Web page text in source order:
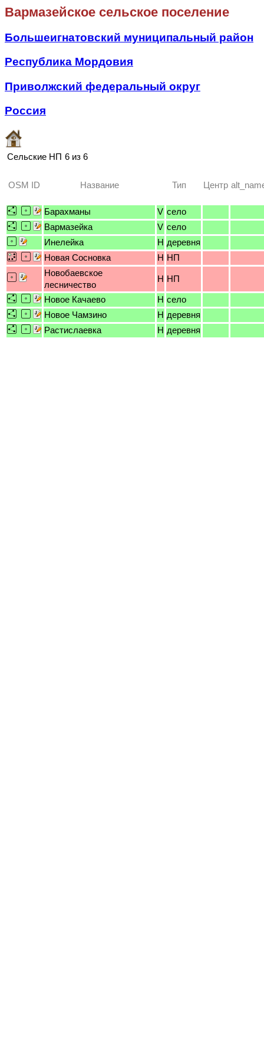
Вармазейское сельское поселение
Большеигнатовский муниципальный район
Республика Мордовия
Приволжский федеральный округ
Россия
Сельские НП 6 из 6
OSM ID Название Тип Центр
Барахманы V село
Вармазейка
V село
Инелейка
H деревня
Новая Сосновка
H НП
Новобаевское
лесничество
H НП
Новое Качаево H село
Новое Чамзино
H деревня
Растислаевка
H деревня